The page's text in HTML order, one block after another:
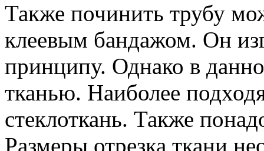
Также починить трубу
клеевым бандажом. Он
принципу. Однако в
тканью. Наиболее
стеклоткань. Также
Размеры отрезка ткани